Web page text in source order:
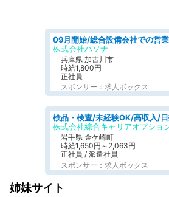
株式会社パソナ
兵庫県 加古川市
時給1,800円
正社員
スポンサー：求人ボックス
株式会社綜合キャリアオプショ
岩手県 金ケ崎町
時給1,650円～2,063円
正社員 / 派遣社員
スポンサー：求人ボックス
姉妹サイト